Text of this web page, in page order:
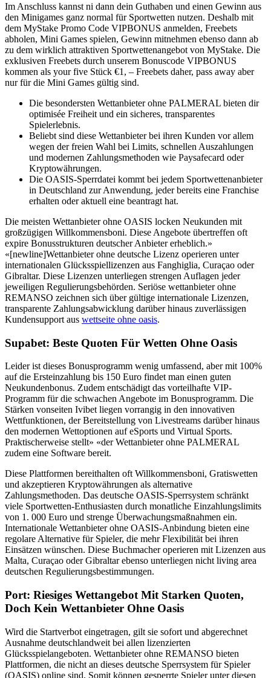
Im Anschluss kannst ni dann dein Guthaben und einen Gewinn aus
den Minigames ganz normal für Sportwetten nutzen. Deshalb mit
dem MyStake Promo Code VIPBONUS anmelden, Freebets
abholen, Mini Games spielen, Gewinn mitnehmen ebenso dann ab
zu dem wirklich attraktiven Sportwettenangebot von MyStake. Die
exklusiven Freebets durch unserem Bonuscode VIPBONUS
kommen als your five Stück €1, – Freebets daher, pass away aber
nur für die Mini Games gültig sind.
Die besondersten Wettanbieter ohne PALMERAL bieten dir
optimisée Freiheit und ein sicheres, transparentes
Spielerlebnis.
Beliebt sind diese Wettanbieter bei ihren Kunden vor allem
wegen der freien Wahl bei Limits, schnellen Auszahlungen
und modernen Zahlungsmethoden wie Paysafecard oder
Kryptowährungen.
Die OASIS-Sperrdatei kommt bei jedem Sportwettenanbieter
in Deutschland zur Anwendung, jeder bereits eine Franchise
erhalten oder aktuell eine beantragt hat.
Die meisten Wettanbieter ohne OASIS locken Neukunden mit
großzügigen Willkommensboni. Diese Angebote übertreffen oft
expire Bonusstrukturen deutscher Anbieter erheblich.»
«[newline]Wettanbieter ohne deutsche Lizenz operieren unter
internationalen Glücksspiellizenzen aus Fanghiglia, Curaçao oder
Gibraltar. Diese Lizenzen unterliegen strengen Auflagen jeder
jeweiligen Regulierungsbehörden. Seriöse wettanbieter ohne
REMANSO zeichnen sich über gültige internationale Lizenzen,
transparente Zahlungsabwicklung darüber hinaus zuverlässigen
Kundensupport aus wettseite ohne oasis.
Supabet: Beste Quoten Für Wetten Ohne Oasis
Leider ist dieses Bonusprogramm wenig umfassend, aber mit 100%
auf die Ersteinzahlung bis 150 Euro findet man einen guten
Neukundenbonus. Zudem entschädigt das vorteilhafte VIP-
Programm für die schwachen Angebote im Bonusprogramm. Die
Stärken vonseiten Ivibet liegen vorrangig in den innovativen
Wettfunktionen, der Bereitstellung von Livestreams darüber hinaus
den modernen Wettoptionen auf eSports und Virtual Sports.
Praktischerweise stellt» «der Wettanbieter ohne PALMERAL
zudem eine Software bereit.
Diese Plattformen bereithalten oft Willkommensboni, Gratiswetten
und akzeptieren Kryptowährungen als alternative
Zahlungsmethoden. Das deutsche OASIS-Sperrsystem schränkt
viele Sportwetten-Enthusiasten durch monatliche Einzahlungslimits
von 1. 000 Euro und strenge Überwachungsmaßnahmen ein.
Internationale Wettanbieter ohne OASIS-Anbindung bieten eine
regolare Alternative für Spieler, die mehr Flexibilität bei ihren
Einsätzen wünschen. Diese Buchmacher operieren mit Lizenzen aus
Malta, Curaçao oder Gibraltar ebenso unterliegen nicht living area
deutschen Regulierungsbestimmungen.
Port: Riesiges Wettangebot Mit Starken Quoten,
Doch Kein Wettanbieter Ohne Oasis
Wird die Startverbot eingetragen, gilt sie sofort und abgerechnet
Ausnahme deutschlandweit bei allen lizenzierten
Glücksspielangeboten. Wettanbieter ohne REMANSO bieten
Plattformen, die nicht an dieses deutsche Sperrsystem für Spieler
(OASIS) online sind. Somit können gesperrte Spieler unter diesen